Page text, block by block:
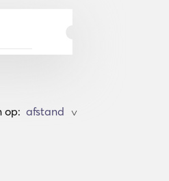
op: >